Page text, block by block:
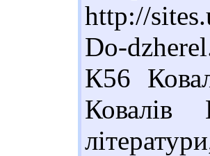
http://
Do-
К56
Ковалів